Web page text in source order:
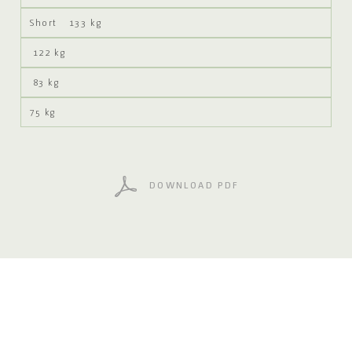
133 kg
122 kg
83 kg
75 kg
DOWNLOAD PDF